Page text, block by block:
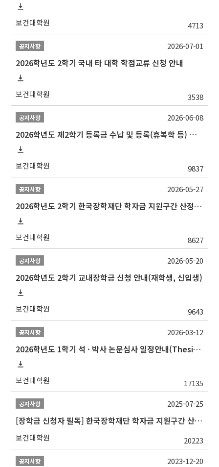
보건대학원 4713
공지사항
2026학년도 2학기 국내 타 대학 학점교류 신청 안내
보건대학원 3538
2026-07-01
공지사항
2026학년도 제2학기 등록금 수납 및 등록(휴복학 등) 일정 안내
보건대학원 9837
2026-06-08
공지사항
2026학년도 2학기 한국장학재단 학자금 지원구간 산정 신청 안내
보건대학원 8627
2026-05-27
공지사항
2026학년도 2학기 교내장학금 신청 안내(재학생, 신입생)
보건대학원 9643
2026-05-20
공지사항
2026학년도 1학기 석 · 박사 논문심사 일정안내(Thesis Defense Schedules)
보건대학원 17135
2026-03-12
공지사항
[장학금 신청자 필독] 한국장학재단 학자금 지원구간 산정 권고
보건대학원 20223
2025-07-25
공지사항 2023-12-20